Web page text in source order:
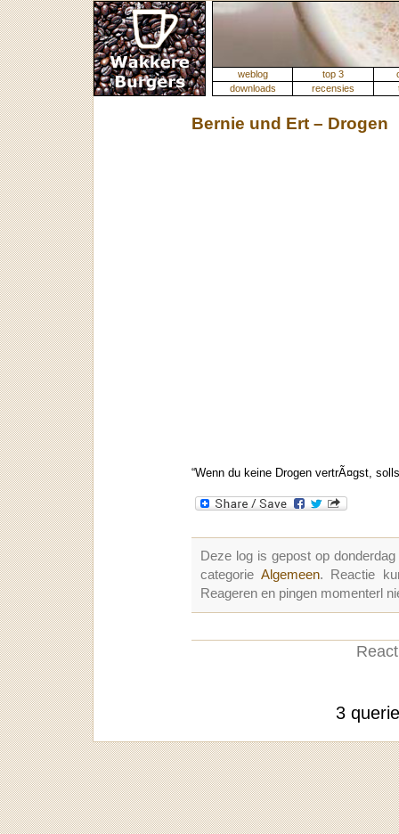
weblog top 3
downloads
recensies
Bernie und Ert – Drogen
“Wenn du keine Drogen vertrÃ¤gst,
Deze log is gepost op
categorie Algemeen. Reactie
Reageren en pingen momenterl
3